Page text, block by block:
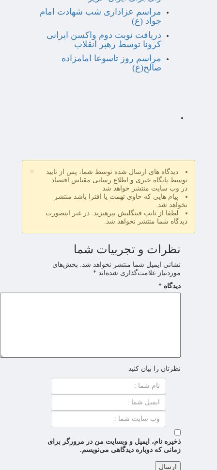
مراسم عزاداری شب شهادت امام
جواد (ع)
دریافت نوبت دوم واکسن ایرانی
کرونا توسط رهبر انقلاب
مراسم روز تاسوعا امامزاده
صالح(ع)
×
دیدگاه های ارسال شده توسط شما، پس از تایید
توسط پایگاه خبری و اطلاع رسانی مقیاس اقتصاد
در وب سایت منتشر خواهد شد
پیام هایی که حاوی تهمت یا افترا باشد منتشر
نخواهد شد.
لطفا از تایپ فینگلیش بپرهیزید. در غیر اینصورت
دیدگاه شما منتشر نخواهد شد.
نظرات و تجربیات شما
نشانی ایمیل شما منتشر نخواهد شد. بخش‌های
موردنیاز علامت‌گذاری شده‌اند *
دیدگاه *
نظرتان را بیان کنید
ذخیره نام، ایمیل و وبسایت من در مرورگر برای
زمانی که دوباره دیدگاهی می‌نویسم.